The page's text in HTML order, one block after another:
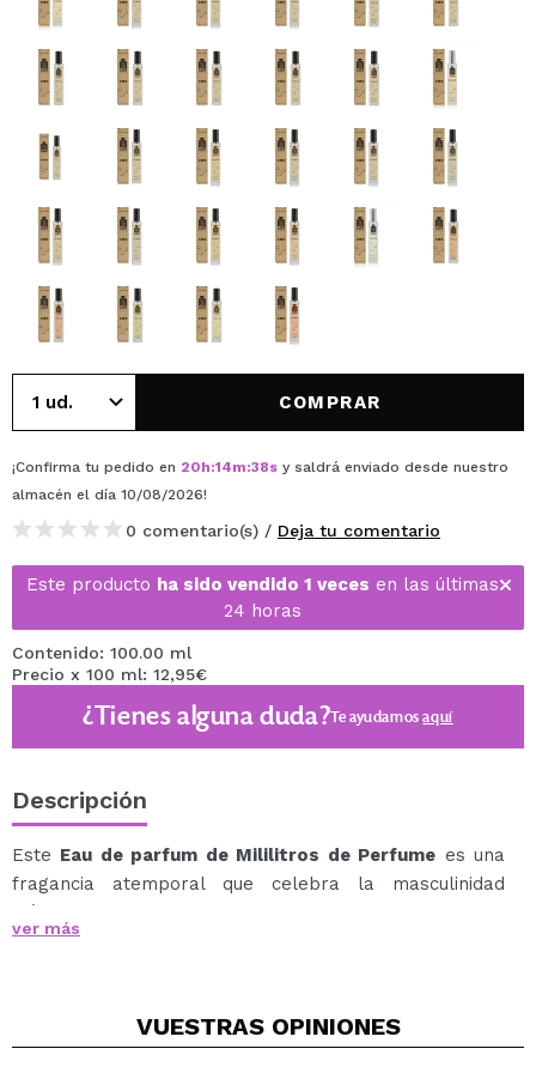
COMPRAR
¡Confirma tu pedido en 20h:14m:38s y saldrá enviado desde nuestro
almacén el día 10/08/2026!
0 comentario(s) / Deja tu comentario
Este producto ha sido vendido 1 veces en las últimas
24 horas
Contenido: 100.00 ml
Precio x 100 ml: 12,95€
¿Tienes alguna duda?Te ayudamosaquí
Descripción
Este Eau de parfum de Mililitros de Perfume es una
fragancia atemporal que celebra la masculinidad
clásica con un toque fresco, verde y sofisticado.
Perfecta para el hombre que aprecia los perfumes con
(lima ácida), bergamota, albahaca, romero, alcaravea y
ver más
VUESTRAS OPINIONES